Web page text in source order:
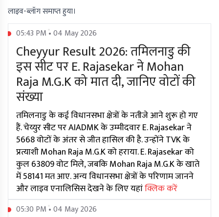
लाइव-ब्लॉग समाप्त हुया।
05:43 PM • 04 May 2026
Cheyyur Result 2026: तमिलनाडु की
इस सीट पर E. Rajasekar ने Mohan
Raja M.G.K को मात दी, जानिए वोटों की
संख्या
तमिलनाडु के कई विधानसभा क्षेत्रों के नतीजे आने शुरू हो गए
हैं. चेय्युर सीट पर AIADMK के उम्मीदवार E. Rajasekar ने
5668 वोटों के अंतर से जीत हासिल की है. उन्होंने TVK के
प्रत्याशी Mohan Raja M.G.K को हराया. E. Rajasekar को
कुल 63809 वोट मिले, जबकि Mohan Raja M.G.K के खाते
में 58141 मत आए. अन्य विधानसभा क्षेत्रों के परिणाम जानने
और लाइव एनालिसिस देखने के लिए यहांक्लिक करें
05:30 PM • 04 May 2026